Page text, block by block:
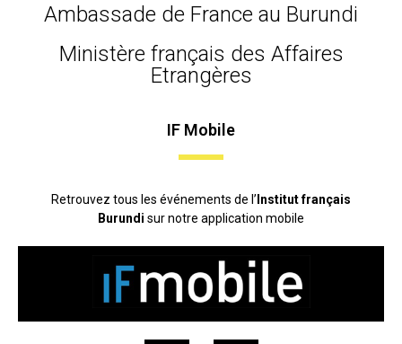
Ambassade de France au Burundi
Ministère français des Affaires
Etrangères
IF Mobile
Retrouvez tous les événements de l’ Institut français
Burundi sur notre application mobile